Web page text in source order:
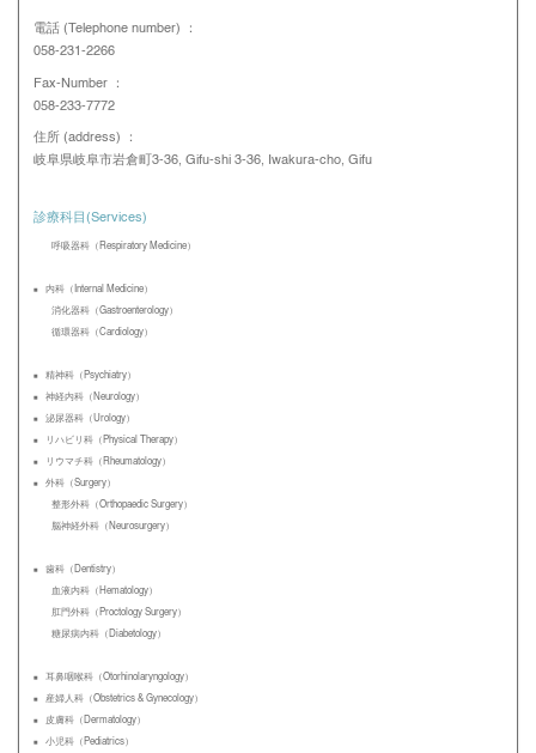
電話 (Telephone number) ：
058-231-2266
Fax-Number ：
058-233-7772
住所 (address) ：
岐阜県岐阜市岩倉町3-36, Gifu-shi 3-36, Iwakura-cho, Gifu
診療科目(Services)
呼吸器科（Respiratory Medicine）
内科（Internal Medicine）
消化器科（Gastroenterology）
循環器科（Cardiology）
精神科（Psychiatry）
神経内科（Neurology）
泌尿器科（Urology）
リハビリ科（Physical Therapy）
リウマチ科（Rheumatology）
外科（Surgery）
整形外科（Orthopaedic Surgery）
脳神経外科（Neurosurgery）
歯科（Dentistry）
血液内科（Hematology）
肛門外科（Proctology Surgery）
糖尿病内科（Diabetology）
耳鼻咽喉科（Otorhinolaryngology）
産婦人科（Obstetrics & Gynecology）
皮膚科（Dermatology）
小児科（Pediatrics）